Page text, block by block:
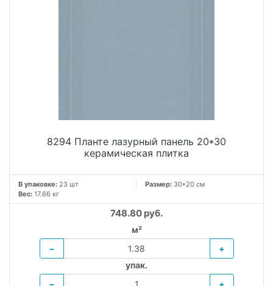
8294 Планте лазурный панель 20*30
керамическая плитка
В упаковке: 23 шт Размер: 30*20 см
Вес: 17.66 кг
748.80 руб.
м²
−
+
упак.